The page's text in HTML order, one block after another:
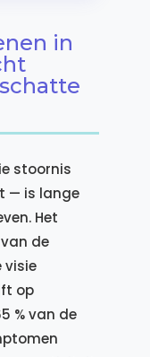
in
stoornis
— is lange
Het
de
visie
op
% van de